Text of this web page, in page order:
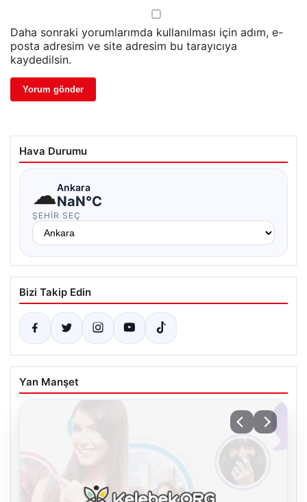
Daha sonraki yorumlarımda kullanılması için adım, e-
posta adresim ve site adresim bu tarayıcıya
kaydedilsin.
Hava Durumu
☁Ankara
NaN°C
ŞEHIR SEÇ
Bizi Takip Edin
Yan Manşet